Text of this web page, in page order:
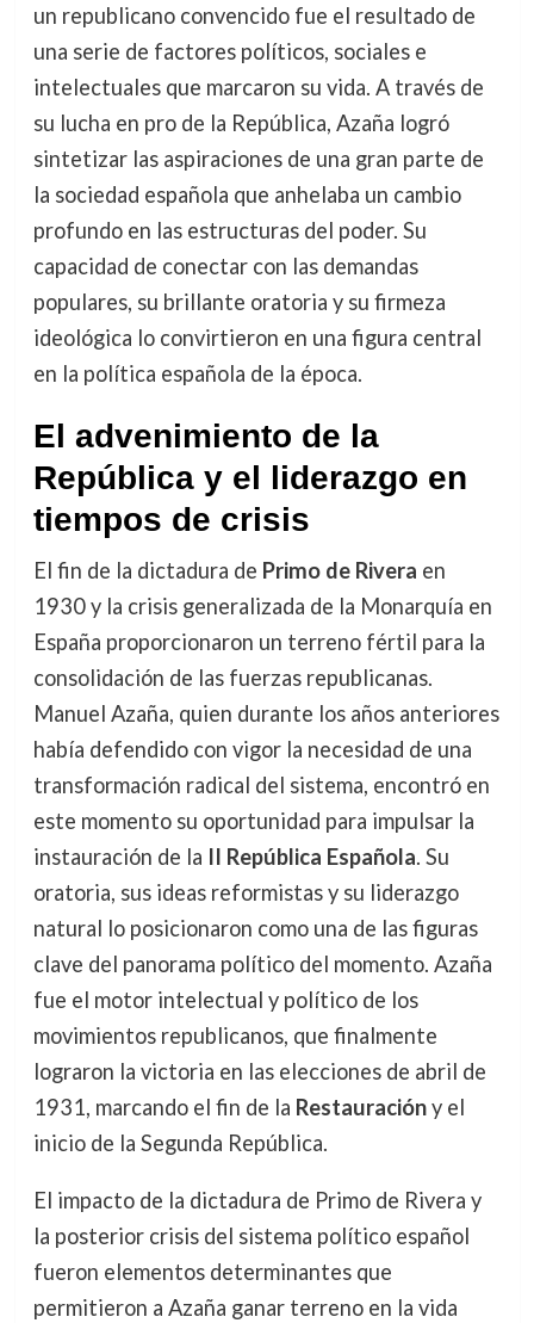
un republicano convencido fue el resultado de
una serie de factores políticos, sociales e
intelectuales que marcaron su vida. A través de
su lucha en pro de la República, Azaña logró
sintetizar las aspiraciones de una gran parte de
la sociedad española que anhelaba un cambio
profundo en las estructuras del poder. Su
capacidad de conectar con las demandas
populares, su brillante oratoria y su firmeza
ideológica lo convirtieron en una figura central
en la política española de la época.
El advenimiento de la
República y el liderazgo en
tiempos de crisis
El fin de la dictadura de Primo de Rivera en
1930 y la crisis generalizada de la Monarquía en
España proporcionaron un terreno fértil para la
consolidación de las fuerzas republicanas.
Manuel Azaña, quien durante los años anteriores
había defendido con vigor la necesidad de una
transformación radical del sistema, encontró en
este momento su oportunidad para impulsar la
instauración de la II República Española. Su
oratoria, sus ideas reformistas y su liderazgo
natural lo posicionaron como una de las figuras
clave del panorama político del momento. Azaña
fue el motor intelectual y político de los
movimientos republicanos, que finalmente
lograron la victoria en las elecciones de abril de
1931, marcando el fin de la Restauracióny el
inicio de la Segunda República.
El impacto de la dictadura de Primo de Rivera y
la posterior crisis del sistema político español
fueron elementos determinantes que
permitieron a Azaña ganar terreno en la vida